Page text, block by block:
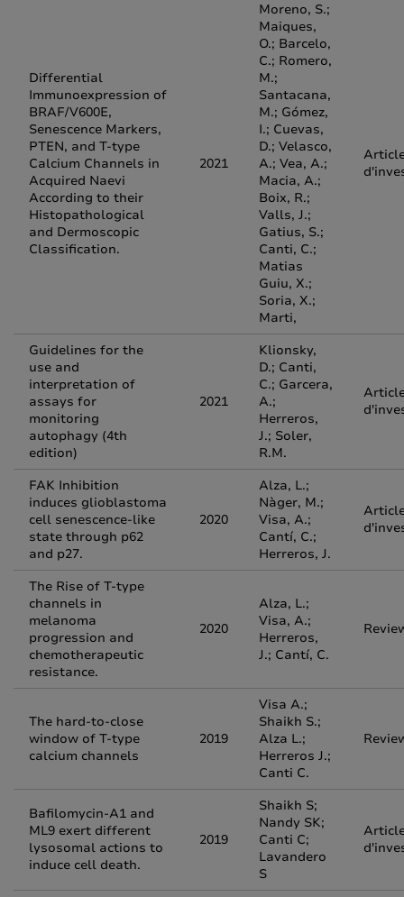
Differential
Immunoexpression of
BRAF/V600E,
Senescence Markers,
PTEN, and T-type
Calcium Channels in
Acquired Naevi
According to their
Histopathological
and Dermoscopic
Classification.
2021
Moreno, S.;
Maiques,
O.; Barcelo,
C.; Romero,
M.;
Santacana,
M.; Gómez,
I.; Cuevas,
D.; Velasco,
A.; Vea, A.;
Macia, A.;
Boix, R.;
Valls, J.;
Gatius, S.;
Canti, C.;
Matias
Guiu, X.;
Soria, X.;
Marti,
Guidelines for the
use and
interpretation of
assays for
monitoring
autophagy (4th
edition)
2021
Klionsky,
D.; Canti,
C.; Garcera,
A.;
Herreros,
J.; Soler,
R.M.
FAK Inhibition
induces glioblastoma
cell senescence-like
state through p62
and p27.
2020
Alza, L.;
Nàger, M.;
Visa, A.;
Cantí, C.;
Herreros, J.
The Rise of T-type
channels in
melanoma
progression and
chemotherapeutic
resistance.
2020
Alza, L.;
Visa, A.;
Herreros,
J.; Cantí, C.
The hard-to-close
window of T-type
calcium channels
2019
Visa A.;
Shaikh S.;
Alza L.;
Herreros J.;
Canti C.
Bafilomycin-A1 and
ML9 exert different
lysosomal actions to
induce cell death.
2019
Shaikh S;
Nandy SK;
Canti C;
Lavandero
S